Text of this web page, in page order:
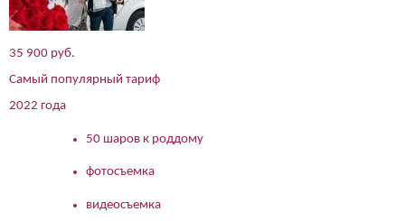
35 900 руб.
Самый популярный тариф
2022 года
50 шаров к роддому
фотосъемка
видеосъемка